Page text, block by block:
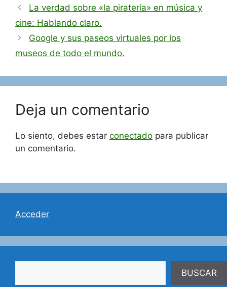
La verdad sobre «la piratería» en música y
cine: Hablando claro.
Google y sus paseos virtuales por los
museos de todo el mundo.
Deja un comentario
Lo siento, debes estar conectado para publicar
un comentario.
Acceder
BUSCAR